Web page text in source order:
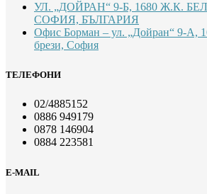
УЛ. „ДОЙРАН“ 9-Б, 1680 Ж.К.
СОФИЯ, БЪЛГАРИЯ
Офис Борман – ул. „Дойран“ 9-А,
брези, София
ТЕЛЕФОНИ
02/4885152
0886 949179
0878 146904
0884 223581
E-MAIL